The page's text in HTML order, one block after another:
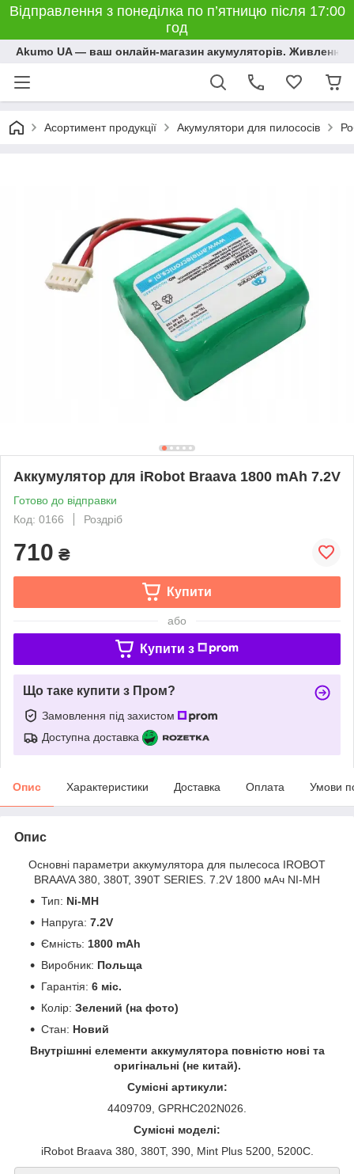
Відправлення з понеділка по п’ятницю після 17:00
год
Akumo UA — ваш онлайн-магазин акумуляторів. Живлення,
Асортимент продукції Акумулятори для пилососів
Аккумулятор для iRobot Braava 1800 mАh 7.2V
Готово до відправки
Код: 0166
Роздріб
710 ₴
Купити
або
Купити з
Що таке купити з Пром?
Замовлення під захистом
Доступна доставка
Опис Характеристики Доставка Оплата Умови
Опис
Основні параметри аккумулятора для пылесоса IROBOT
BRAAVA 380, 380T, 390T SERIES. 7.2V 1800 мАч NI-MH
Тип: Ni-MH
Напруга: 7.2V
Ємність: 1800 mAh
Виробник: Польща
Гарантія: 6 міс.
Колір: Зелений (на фото)
Стан: Новий
Внутрішнні елементи аккумулятора повністю нові та
оригінальні (не китай).
Сумісні артикули:
4409709, GPRHC202N026.
Сумісні моделі:
iRobot Braava 380, 380T, 390, Mint Plus 5200, 5200C.